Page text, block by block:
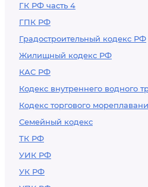
ГК РФ часть 4
ГПК РФ
Градостроительный кодекс РФ
Жилищный кодекс РФ
КАС РФ
Кодекс внутреннего водного
Кодекс торгового
Семейный кодекс
ТК РФ
УИК РФ
УК РФ